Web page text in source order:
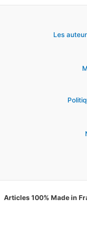
Les
Articles 100% Made in